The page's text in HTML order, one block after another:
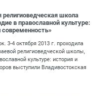
религиоведческая школа
в православной культуре:
современность»
3-4 октября 2013 г. проходила
религиоведческой школы,
культуре: история и
выступили Владивостокская